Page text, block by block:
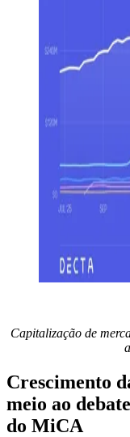
Capitalização de
Crescimento
meio ao
do MiCA